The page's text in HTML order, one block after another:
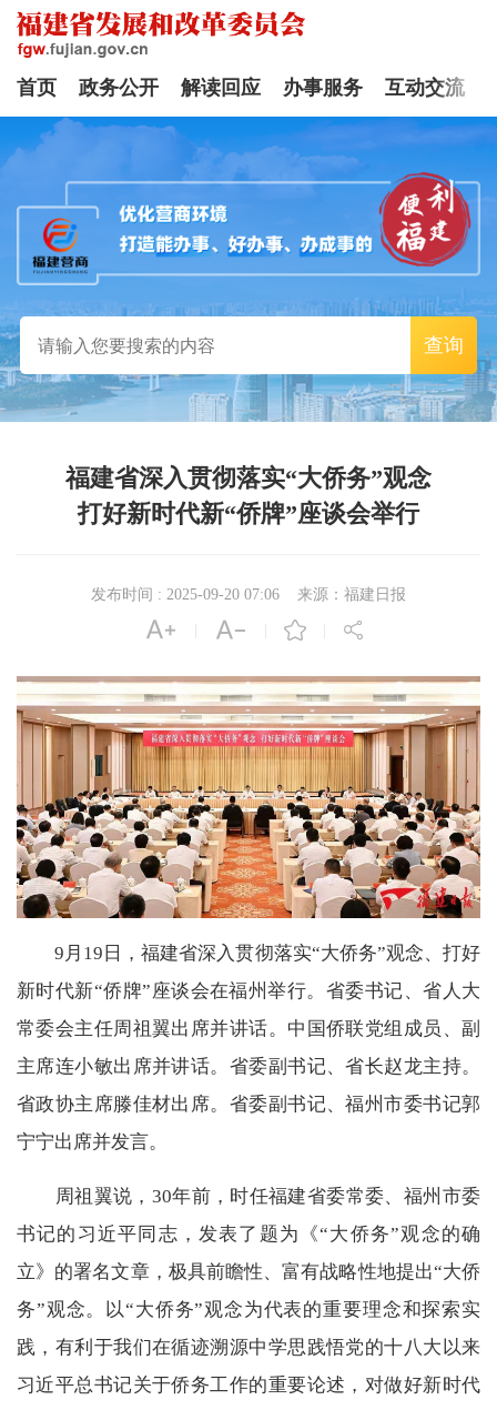
首页 政务公开 解读回应 办事服务 互动交流
查询
福建省深入贯彻落实“大侨务”观念
打好新时代新“侨牌”座谈会举行
发布时间 : 2025-09-20 07:06 来源：福建日报
   
9月19日，福建省深入贯彻落实“大侨务”观念、打好
新时代新“侨牌”座谈会在福州举行。省委书记、省人大
常委会主任周祖翼出席并讲话。中国侨联党组成员、副
主席连小敏出席并讲话。省委副书记、省长赵龙主持。
省政协主席滕佳材出席。省委副书记、福州市委书记郭
宁宁出席并发言。
周祖翼说，30年前，时任福建省委常委、福州市委
书记的习近平同志，发表了题为《“大侨务”观念的确
立》的署名文章，极具前瞻性、富有战略性地提出“大侨
务”观念。以“大侨务”观念为代表的重要理念和探索实
践，有利于我们在循迹溯源中学思践悟党的十八大以来
习近平总书记关于侨务工作的重要论述，对做好新时代